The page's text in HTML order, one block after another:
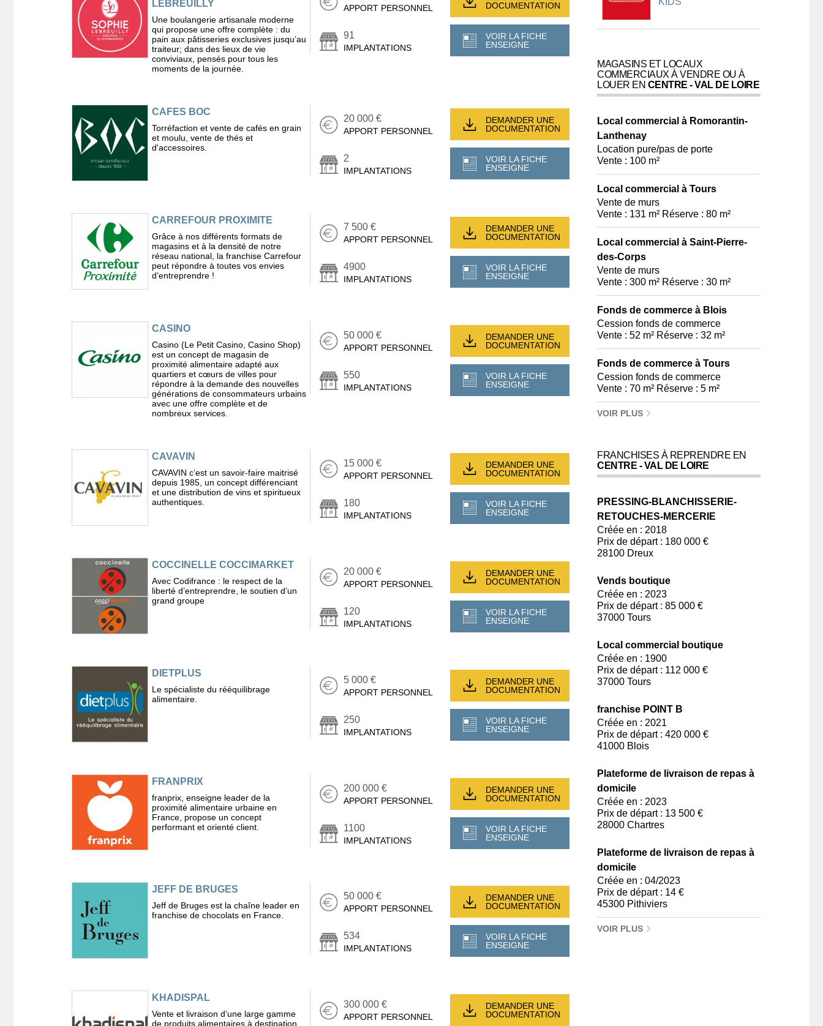
LEBREUILLY
Une boulangerie artisanale moderne
qui propose une offre complète : du
pain aux pâtisseries exclusives jusqu’au
traiteur; dans des lieux de vie
conviviaux, pensés pour tous les
moments de la journée.
APPORT PERSONNEL
91
IMPLANTATIONS
DOCUMENTATION
VOIR LA FICHE
ENSEIGNE
CAFES BOC
Torréfaction et vente de cafés en grain
et moulu, vente de thés et
d'accessoires.
20 000 €
APPORT PERSONNEL
2
IMPLANTATIONS
DEMANDER UNE
DOCUMENTATION
VOIR LA FICHE
ENSEIGNE
CARREFOUR PROXIMITE
Grâce à nos différents formats de
magasins et à la densité de notre
réseau national, la franchise Carrefour
peut répondre à toutes vos envies
d’entreprendre !
7 500 €
APPORT PERSONNEL
4900
IMPLANTATIONS
DEMANDER UNE
DOCUMENTATION
VOIR LA FICHE
ENSEIGNE
CASINO
Casino (Le Petit Casino, Casino Shop)
est un concept de magasin de
proximité alimentaire adapté aux
quartiers et cœurs de villes pour
répondre à la demande des nouvelles
générations de consommateurs urbains
avec une offre complète et de
nombreux services.
50 000 €
APPORT PERSONNEL
550
IMPLANTATIONS
DEMANDER UNE
DOCUMENTATION
VOIR LA FICHE
ENSEIGNE
CAVAVIN
CAVAVIN c’est un savoir-faire maitrisé
depuis 1985, un concept différenciant
et une distribution de vins et spiritueux
authentiques.
15 000 €
APPORT PERSONNEL
180
IMPLANTATIONS
DEMANDER UNE
DOCUMENTATION
VOIR LA FICHE
ENSEIGNE
COCCINELLE COCCIMARKET
Avec Codifrance : le respect de la
liberté d’entreprendre, le soutien d’un
grand groupe
20 000 €
APPORT PERSONNEL
120
IMPLANTATIONS
DEMANDER UNE
DOCUMENTATION
VOIR LA FICHE
ENSEIGNE
DIETPLUS
Le spécialiste du rééquilibrage
alimentaire.
5 000 €
APPORT PERSONNEL
250
IMPLANTATIONS
DEMANDER UNE
DOCUMENTATION
VOIR LA FICHE
ENSEIGNE
FRANPRIX
franprix, enseigne leader de la
proximité alimentaire urbaine en
France, propose un concept
performant et orienté client.
200 000 €
APPORT PERSONNEL
1100
IMPLANTATIONS
DEMANDER UNE
DOCUMENTATION
VOIR LA FICHE
ENSEIGNE
JEFF DE BRUGES
Jeff de Bruges est la chaîne leader en
franchise de chocolats en France.
50 000 €
APPORT PERSONNEL
534
IMPLANTATIONS
DEMANDER UNE
DOCUMENTATION
VOIR LA FICHE
ENSEIGNE
KHADISPAL
Vente et livraison d’une large gamme
de produits alimentaires à destination
300 000 €
APPORT PERSONNEL
DEMANDER UNE
DOCUMENTATION
MAGASINS ET LOCAUX
COMMERCIAUX À VENDRE OU À
LOUER EN CENTRE - VAL DE LOIRE
Local commercial à Romorantin-
Lanthenay
Location pure/pas de porte
Vente : 100 m²
Local commercial à Tours
Vente de murs
Vente : 131 m² Réserve : 80 m²
Local commercial à Saint-Pierre-
des-Corps
Vente de murs
Vente : 300 m² Réserve : 30 m²
Fonds de commerce à Blois
Cession fonds de commerce
Vente : 52 m² Réserve : 32 m²
Fonds de commerce à Tours
Cession fonds de commerce
Vente : 70 m² Réserve : 5 m²
VOIR PLUS
FRANCHISES À REPRENDRE EN
CENTRE - VAL DE LOIRE
PRESSING-BLANCHISSERIE-
RETOUCHES-MERCERIE
Créée en : 2018
Prix de départ : 180 000 €
28100 Dreux
Vends boutique
Créée en : 2023
Prix de départ : 85 000 €
37000 Tours
Local commercial boutique
Créée en : 1900
Prix de départ : 112 000 €
37000 Tours
franchise POINT B
Créée en : 2021
Prix de départ : 420 000 €
41000 Blois
Plateforme de livraison de repas à
domicile
Créée en : 2023
Prix de départ : 13 500 €
28000 Chartres
Plateforme de livraison de repas à
domicile
Créée en : 04/2023
Prix de départ : 14 €
45300 Pithiviers
VOIR PLUS